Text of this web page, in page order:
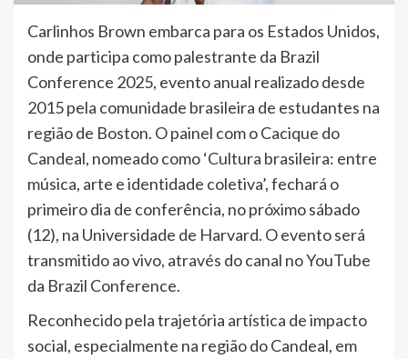
Carlinhos Brown embarca para os Estados Unidos,
onde participa como palestrante da Brazil
Conference 2025, evento anual realizado desde
2015 pela comunidade brasileira de estudantes na
região de Boston. O painel com o Cacique do
Candeal, nomeado como ‘Cultura brasileira: entre
música, arte e identidade coletiva’, fechará o
primeiro dia de conferência, no próximo sábado
(12), na Universidade de Harvard. O evento será
transmitido ao vivo, através do canal no YouTube
da Brazil Conference.
Reconhecido pela trajetória artística de impacto
social, especialmente na região do Candeal, em